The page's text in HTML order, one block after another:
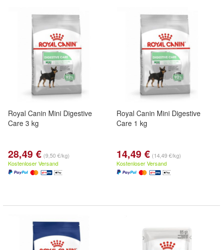
Royal Canin Mini Digestive
Care 3 kg
28,49 € (9,50 €/kg)
Kostenloser Versand
Royal Canin Mini Digestive
Care 1 kg
14,49 € (14,49 €/kg)
Kostenloser Versand